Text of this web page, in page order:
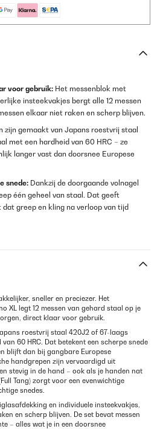
voor gebruik: Het messenblok met
insteekvakjes bergt alle 12 messen
elkaar niet raken en scherp blijven.
zijn gemaakt van Japans roestvrij staal
met een hardheid van 60 HRC – ze
langer vast dan doorsnee Europese
snede: Dankzij de doorgaande volnagel
één geheel van staal. Dat geeft
greep en kling na verloop van tijd
sneller en preciezer. Het
XL legt 12 messen van gehard staal op je
direct klaar voor gebruik.
roestvrij staal 420J2 of 67-laags
60 HRC. Dat betekent een scherpe snede
blijft dan bij gangbare Europese
handgrepen zijn vervaardigd uit
stevig in de hand – ook als je handen nat
Tang) zorgt voor een evenwichtige
snedes.
en individuele insteekvakjes,
en scherp blijven. De set bevat messen
– alles wat je in een doorsnee